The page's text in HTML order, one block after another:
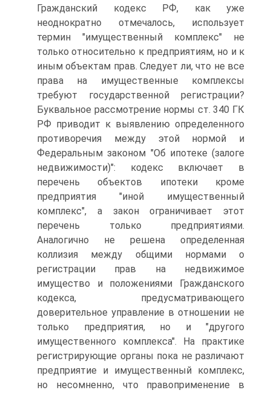
Гражданский кодекс РФ, как уже
неоднократно отмечалось, использует
термин "имущественный комплекс" не
только относительно к предприятиям, но и к
иным объектам прав. Следует ли, что не все
права на имущественные комплексы
требуют государственной регистрации?
Буквальное рассмотрение нормы ст. 340 ГК
РФ приводит к выявлению определенного
противоречия между этой нормой и
Федеральным законом "Об ипотеке (залоге
недвижимости)": кодекс включает в
перечень объектов ипотеки кроме
предприятия "иной имущественный
комплекс", а закон ограничивает этот
перечень только предприятиями.
Аналогично не решена определенная
коллизия между общими нормами о
регистрации прав на недвижимое
имущество и положениями Гражданского
кодекса, предусматривающего
доверительное управление в отношении не
только предприятия, но и "другого
имущественного комплекса". На практике
регистрирующие органы пока не различают
предприятие и имущественный комплекс,
но несомненно, что правоприменение в